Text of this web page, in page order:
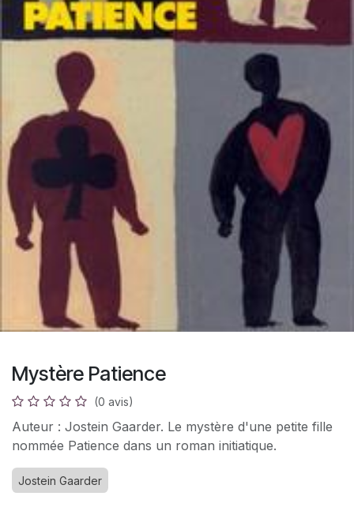
Mystère Patience
(0 avis)
Auteur : Jostein Gaarder. Le mystère d'une petite fille
nommée Patience dans un roman initiatique.
Jostein Gaarder